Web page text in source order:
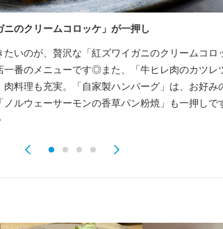
のクリームコロッケ」が一押し
いのが、贅沢な「紅ズワイガニのクリームコロ
一番のメニューです◎また、「牛ヒレ肉のカツレ
料理も充実。「自家製ハンバーグ」は、お好み
ルウェーサーモンの香草パン粉焼」も一押しで
ー 出店開業ノウハウ 店舗運営
ております。面接を経て内定となります。